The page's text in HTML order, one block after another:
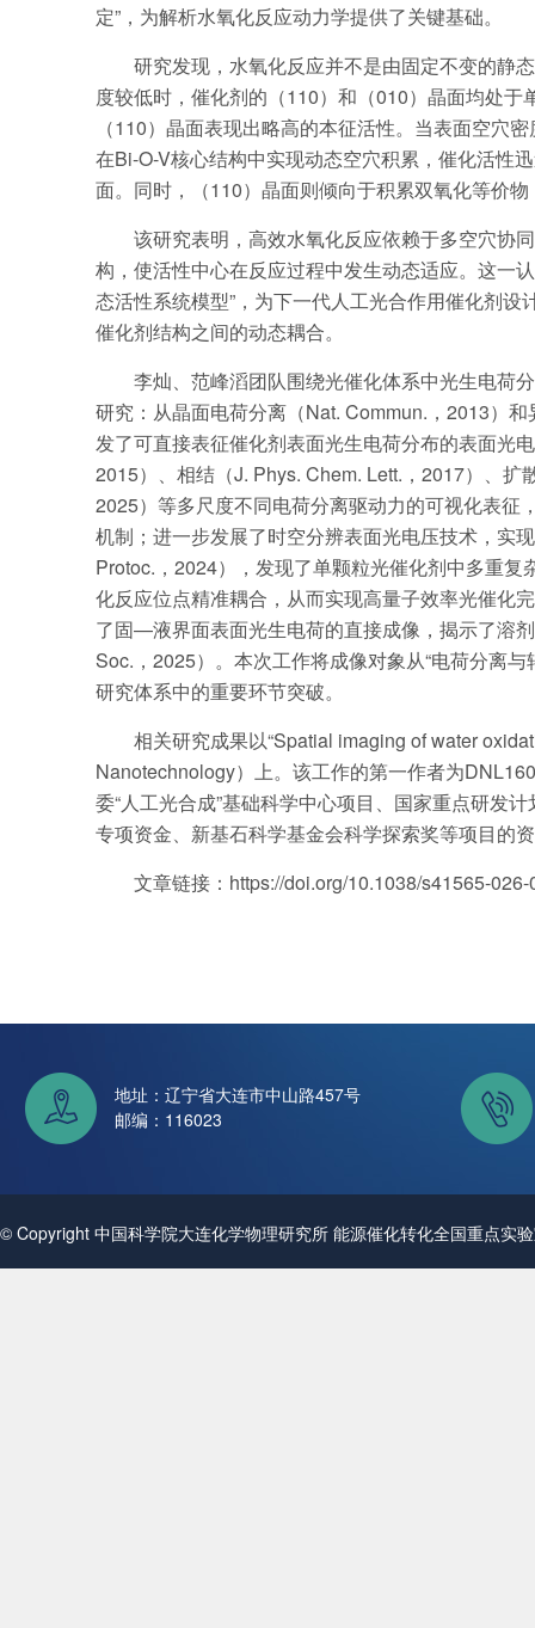
定”，为解析水氧化反应动力学提供了关键基础。
研究发现，水氧化反应并不是由固定不变的静
度较低时，催化剂的（110）和（010）晶面均处
（110）晶面表现出略高的本征活性。当表面空穴
在Bi-O-V核心结构中实现动态空穴积累，催化活性
面。同时，（110）晶面则倾向于积累双氧化等价
该研究表明，高效水氧化反应依赖于多空穴协
构，使活性中心在反应过程中发生动态适应。这一
态活性系统模型”，为下一代人工光合作用催化剂
催化剂结构之间的动态耦合。
李灿、范峰滔团队围绕光催化体系中光生电荷
研究：从晶面电荷分离（Nat. Commun.，2013）
发了可直接表征催化剂表面光生电荷分布的表面光
2015）、相结（J. Phys. Chem. Lett.，2017）、
2025）等多尺度不同电荷分离驱动力的可视化表
机制；进一步发展了时空分辨表面光电压技术，实
Protoc.，2024），发现了单颗粒光催化剂中多重
化反应位点精准耦合，从而实现高量子效率光催化
了固—液界面表面光生电荷的直接成像，揭示了溶
Soc.，2025）。本次工作将成像对象从“电荷分离
研究体系中的重要环节突破。
相关研究成果以“Spatial imaging of water
Nanotechnology）上。该工作的第一作者为
委“人工光合成”基础科学中心项目、国家重点研发
专项资金、新基石科学基金会科学探索奖等项目的
文章链接： https://doi.org/10.1038/s41565-
地址：辽宁省大连市中山路457号
邮编：116023
© Copyright 中国科学院大连化学物理研究所 能源催化转化全国重点实